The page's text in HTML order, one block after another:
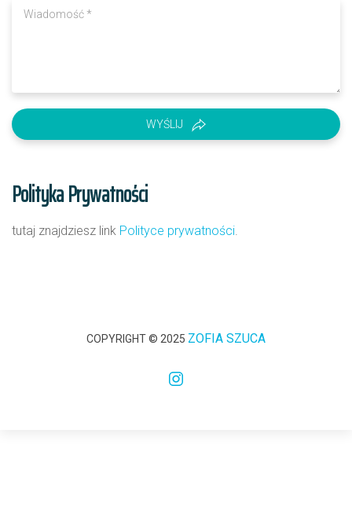
WYŚLIJ
Polityka Prywatności
tutaj znajdziesz link Polityce prywatności.
COPYRIGHT © 2025 ZOFIA SZUCA